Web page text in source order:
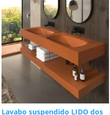
Lavabo suspendido LIDO dos